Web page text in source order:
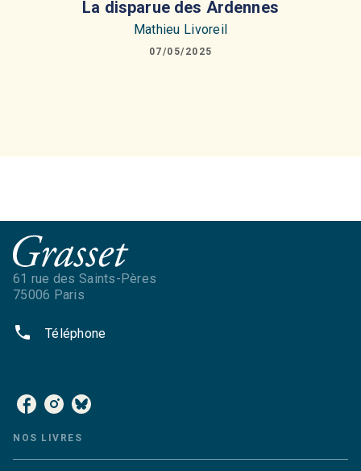
La disparue des Ardennes
Mathieu Livoreil
07/05/2025
61 rue des Saints-Pères
75006 Paris
phone Téléphone
NOS LIVRES